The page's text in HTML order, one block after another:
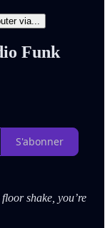
via...
Funk
S'abonner
shake, you’re